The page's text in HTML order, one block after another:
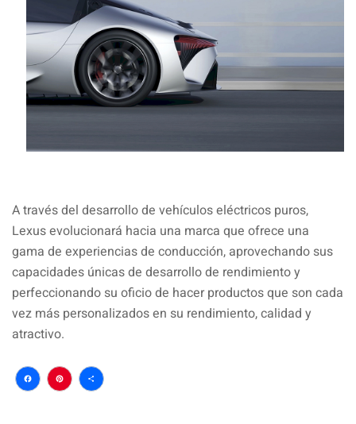
A través del desarrollo de vehículos eléctricos puros,
Lexus evolucionará hacia una marca que ofrece una
gama de experiencias de conducción, aprovechando sus
capacidades únicas de desarrollo de rendimiento y
perfeccionando su oficio de hacer productos que son cada
vez más personalizados en su rendimiento, calidad y
atractivo.
Facebook
Pinterest
Compartir